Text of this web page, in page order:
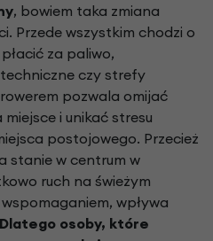
, bowiem taka zmiana
Przede wszystkim chodzi o
za paliwo,
czy strefy
pozwala omijać
i unikać stresu
postojowego. Przecież
stanie w centrum w
ruch na świeżym
wpływa
Dlatego osoby, które